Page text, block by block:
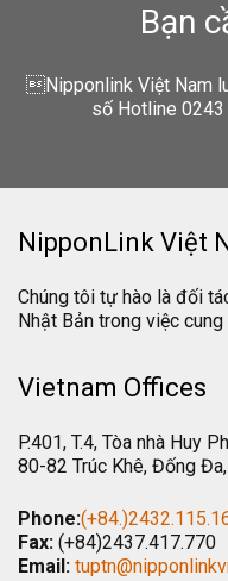
Bạn
Nipponlink Việt Nam
số Hotline
NipponLink Việt
Chúng tôi tự hào là đối
Nhật Bản trong việc
Vietnam Offices
P.401, T.4, Tòa nhà Huy
80-82 Trúc Khê, Đống Đa,
Phone:
Fax: (+84)2437.417.770
Email: